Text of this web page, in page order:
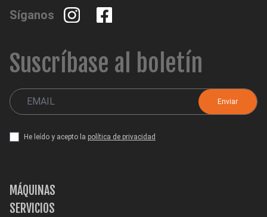
Síganos
Suscríbase al boletín
He leído y acepto la política de privacidad
MÁQUINAS
SERVICIOS